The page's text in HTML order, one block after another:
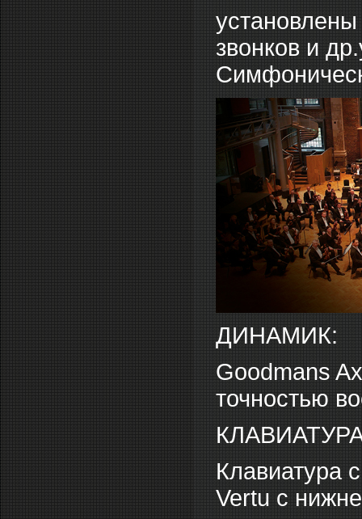
звонков и
ДИНАМИК:
Goodmans
точностью
Клавиатура
Vertu с